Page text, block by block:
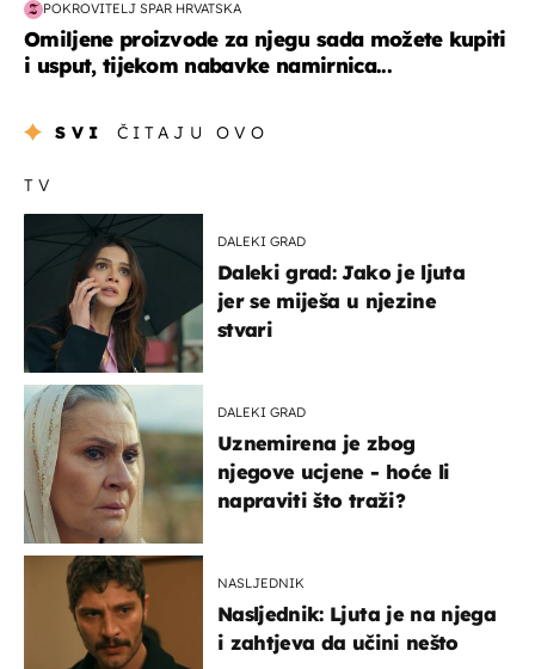
POKROVITELJ SPAR HRVATSKA
Omiljene proizvode za njegu sada možete kupiti
i usput, tijekom nabavke namirnica...
SVI ČITAJU OVO
TV
DALEKI GRAD
Daleki grad: Jako je ljuta
jer se miješa u njezine
stvari
DALEKI GRAD
Uznemirena je zbog
njegove ucjene - hoće li
napraviti što traži?
NASLJEDNIK
Nasljednik: Ljuta je na njega
i zahtjeva da učini nešto